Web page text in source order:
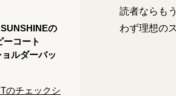
の
ーコート
ルダーバッ
のチェックシ
読者ならも
わず理想の